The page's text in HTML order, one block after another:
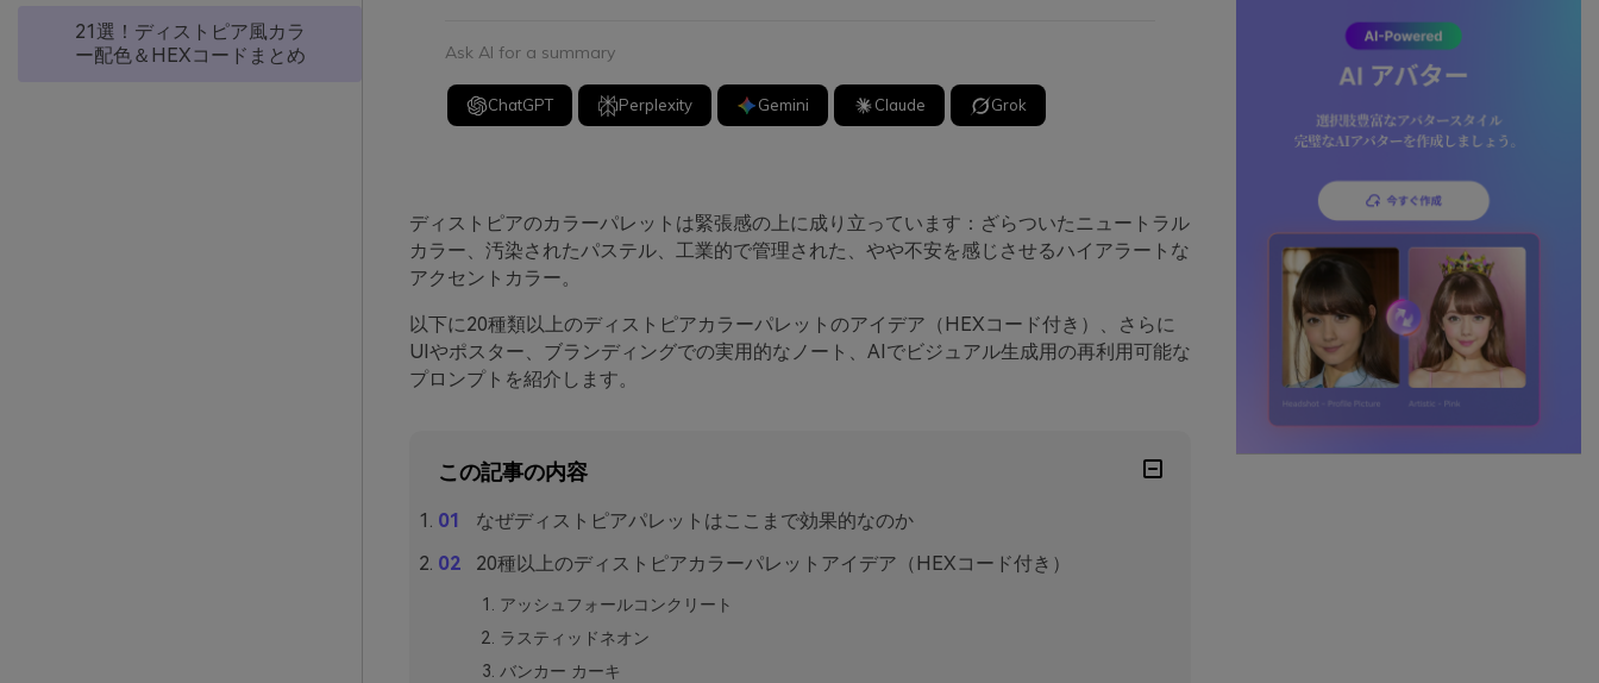
21選！ディストピア風カラ
ー配色＆HEXコードまとめ
Ask AI for a summary
ChatGPT Perplexity Gemini Claude Grok
ディストピアのカラーパレットは緊張感の上に成り立っています：ざらついたニュートラル
カラー、汚染されたパステル、工業的で管理された、やや不安を感じさせるハイアラートな
アクセントカラー。
以下に20種類以上のディストピアカラーパレットのアイデア（HEXコード付き）、さらに
UIやポスター、ブランディングでの実用的なノート、AIでビジュアル生成用の再利用可能な
プロンプトを紹介します。
この記事の内容
なぜディストピアパレットはここまで効果的なのか
20種以上のディストピアカラーパレットアイデア（HEXコード付き）
アッシュフォールコンクリート
ラスティッドネオン
バンカー カーキ